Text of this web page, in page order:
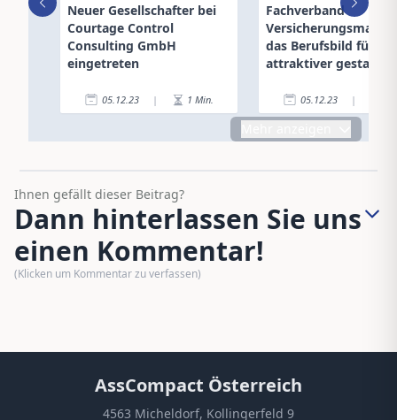
Neuer Gesellschafter bei
Courtage Control
Consulting GmbH
eingetreten
05.12.23 | 1 Min.
Fachverband
das Berufsbild für
attraktiver gestalten
05.12.23 |
Ihnen gefällt dieser Beitrag?
Dann hinterlassen Sie uns
einen Kommentar!
(Klicken um Kommentar zu verfassen)
AssCompact Österreich
4563 Micheldorf, Kollingerfeld 9